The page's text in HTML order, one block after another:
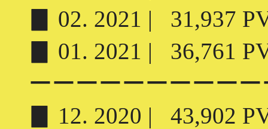
▊ 02. 2021 | 31,937
▊ 01. 2021 | 36,761
ーーーーーーーーー
▊ 12. 2020 | 43,902